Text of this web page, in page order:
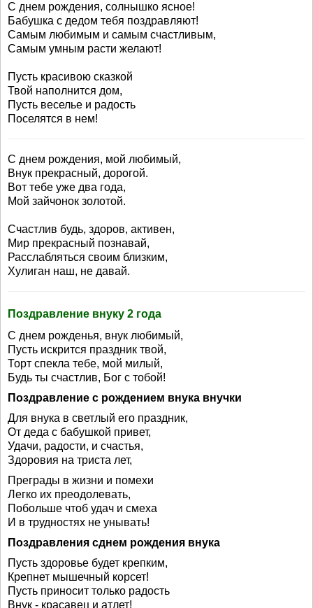
С днем рождения, солнышко ясное!
Бабушка с дедом тебя поздравляют!
Самым любимым и самым счастливым,
Самым умным расти желают!
Пусть красивою сказкой
Твой наполнится дом,
Пусть веселье и радость
Поселятся в нем!
С днем рождения, мой любимый,
Внук прекрасный, дорогой.
Вот тебе уже два года,
Мой зайчонок золотой.
Счастлив будь, здоров, активен,
Мир прекрасный познавай,
Расслабляться своим близким,
Хулиган наш, не давай.
Поздравление внуку 2 года
С днем рожденья, внук любимый,
Пусть искрится праздник твой,
Торт спекла тебе, мой милый,
Будь ты счастлив, Бог с тобой!
Поздравление с рождением внука внучки
Для внука в светлый его праздник,
От деда с бабушкой привет,
Удачи, радости, и счастья,
Здоровия на триста лет,
Преграды в жизни и помехи
Легко их преодолевать,
Побольше чтоб удач и смеха
И в трудностях не унывать!
Поздравления сднем рождения внука
Пусть здоровье будет крепким,
Крепнет мышечный корсет!
Пусть приносит только радость
Внук - красавец и атлет!